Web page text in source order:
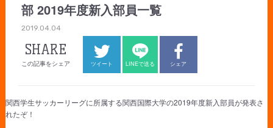
部 2019年度新入部員一覧
2019.04.04
SHARE
この記事をシェア ツイート LINEで送る シェア
関西学生サッカーリーグに所属する関西国際大学の2019年度新入部員が発表さ
れたぞ！